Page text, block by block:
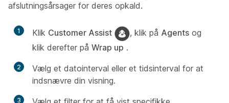
afslutningsårsager for deres opkald.
1 Klik Customer Assist , klik på Agents og
klik derefter på Wrap up .
2
Vælg et datointerval eller et tidsinterval for at
indsnævre din visning.
3